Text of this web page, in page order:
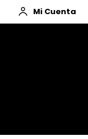
Mi Cuenta